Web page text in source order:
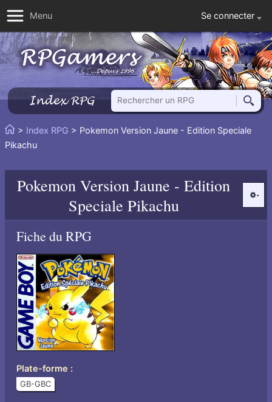
Menu Se connecter
Index RPG
Rechercher un RPG
Vous
êtes
> Index RPG > Pokemon Version Jaune - Edition Speciale
Pikachu
Pokemon Version Jaune - Edition
Speciale Pikachu
Fiche du RPG
Plate-forme
GB-GBC